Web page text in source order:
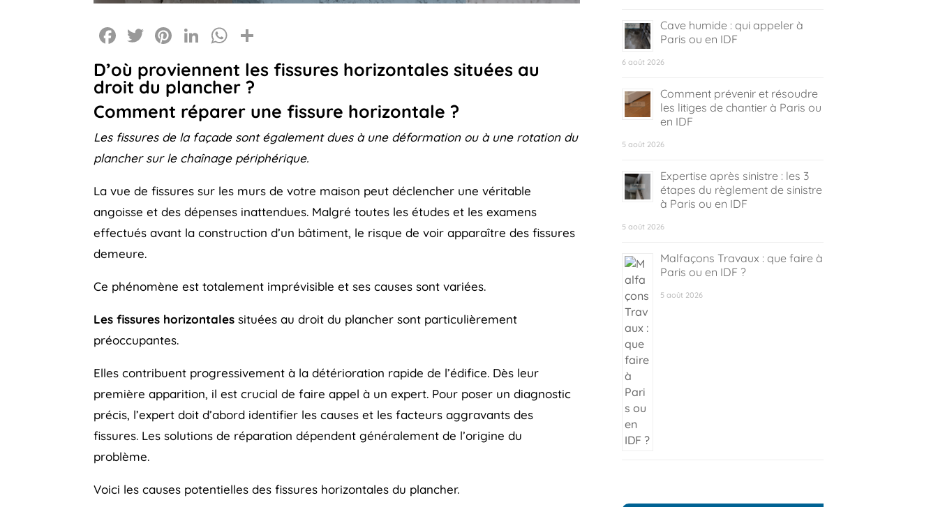
Facebook
Twitter
Pinterest
LinkedIn
WhatsApp
D’où proviennent les fissures horizontales situées au
droit du plancher ?
Comment réparer une fissure horizontale ?
Les fissures de la façade sont également dues à une déformation ou à une rotation du
plancher sur le chaînage périphérique.
La vue de fissures sur les murs de votre maison peut déclencher une véritable
angoisse et des dépenses inattendues. Malgré toutes les études et les examens
effectués avant la construction d’un bâtiment, le risque de voir apparaître des fissures
demeure.
Ce phénomène est totalement imprévisible et ses causes sont variées.
Les fissures horizontales situées au droit du plancher sont particulièrement
préoccupantes.
Elles contribuent progressivement à la détérioration rapide de l’édifice. Dès leur
première apparition, il est crucial de faire appel à un expert. Pour poser un diagnostic
précis, l’expert doit d’abord identifier les causes et les facteurs aggravants des
fissures. Les solutions de réparation dépendent généralement de l’origine du
problème.
Voici les causes potentielles des fissures horizontales du plancher.
Cave humide : qui appeler à
Paris ou en IDF
6 août 2026
Comment prévenir et résoudre
les litiges de chantier à Paris ou
en IDF
5 août 2026
Expertise après sinistre : les 3
étapes du règlement de sinistre
à Paris ou en IDF
5 août 2026
Malfaçons Travaux : que faire à
Paris ou en IDF ?
5 août 2026